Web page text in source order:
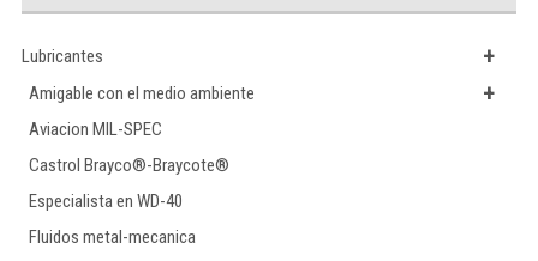
+
Lubricantes
+
Amigable con el medio ambiente
Aviacion MIL-SPEC
Castrol Brayco®-Braycote®
Especialista en WD-40
Fluidos metal-mecanica